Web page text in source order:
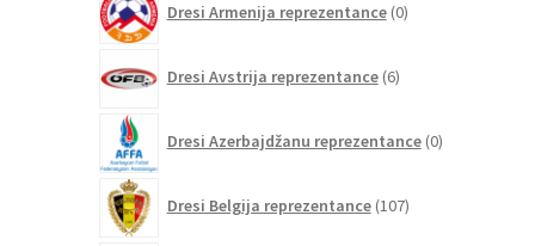
Dresi Armenija reprezentance 0izdelkov
Dresi Avstrija reprezentance 6izdelkov
Dresi Azerbajdžanu reprezentance 0izdelkov
Dresi Belgija reprezentance 107izdelkov